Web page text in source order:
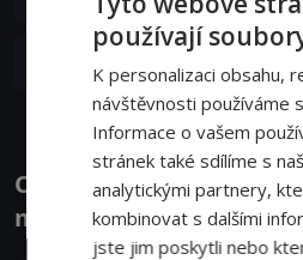
Obsazení filmu nebo
mlze - Herci a tvůrci
používají
K personalizaci obsahu,
návštěvnosti používáme
Informace o vašem
stránek také sdílíme s
analytickými partnery,
kombinovat s dalšími
jste jim poskytli nebo